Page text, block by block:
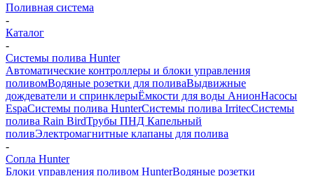
Поливная система
-
Каталог
-
Системы полива Hunter
Автоматические контроллеры и блоки управления
поливомВодяные розетки для поливаВыдвижные
дождеватели и спринклерыЁмкости для воды АнионНасосы
EspaСистемы полива HunterСистемы полива IrritecСистемы
полива Rain BirdТрубы ПНД Капельный
поливЭлектромагнитные клапаны для полива
-
Сопла Hunter
Блоки управления поливом HunterВодяные розетки